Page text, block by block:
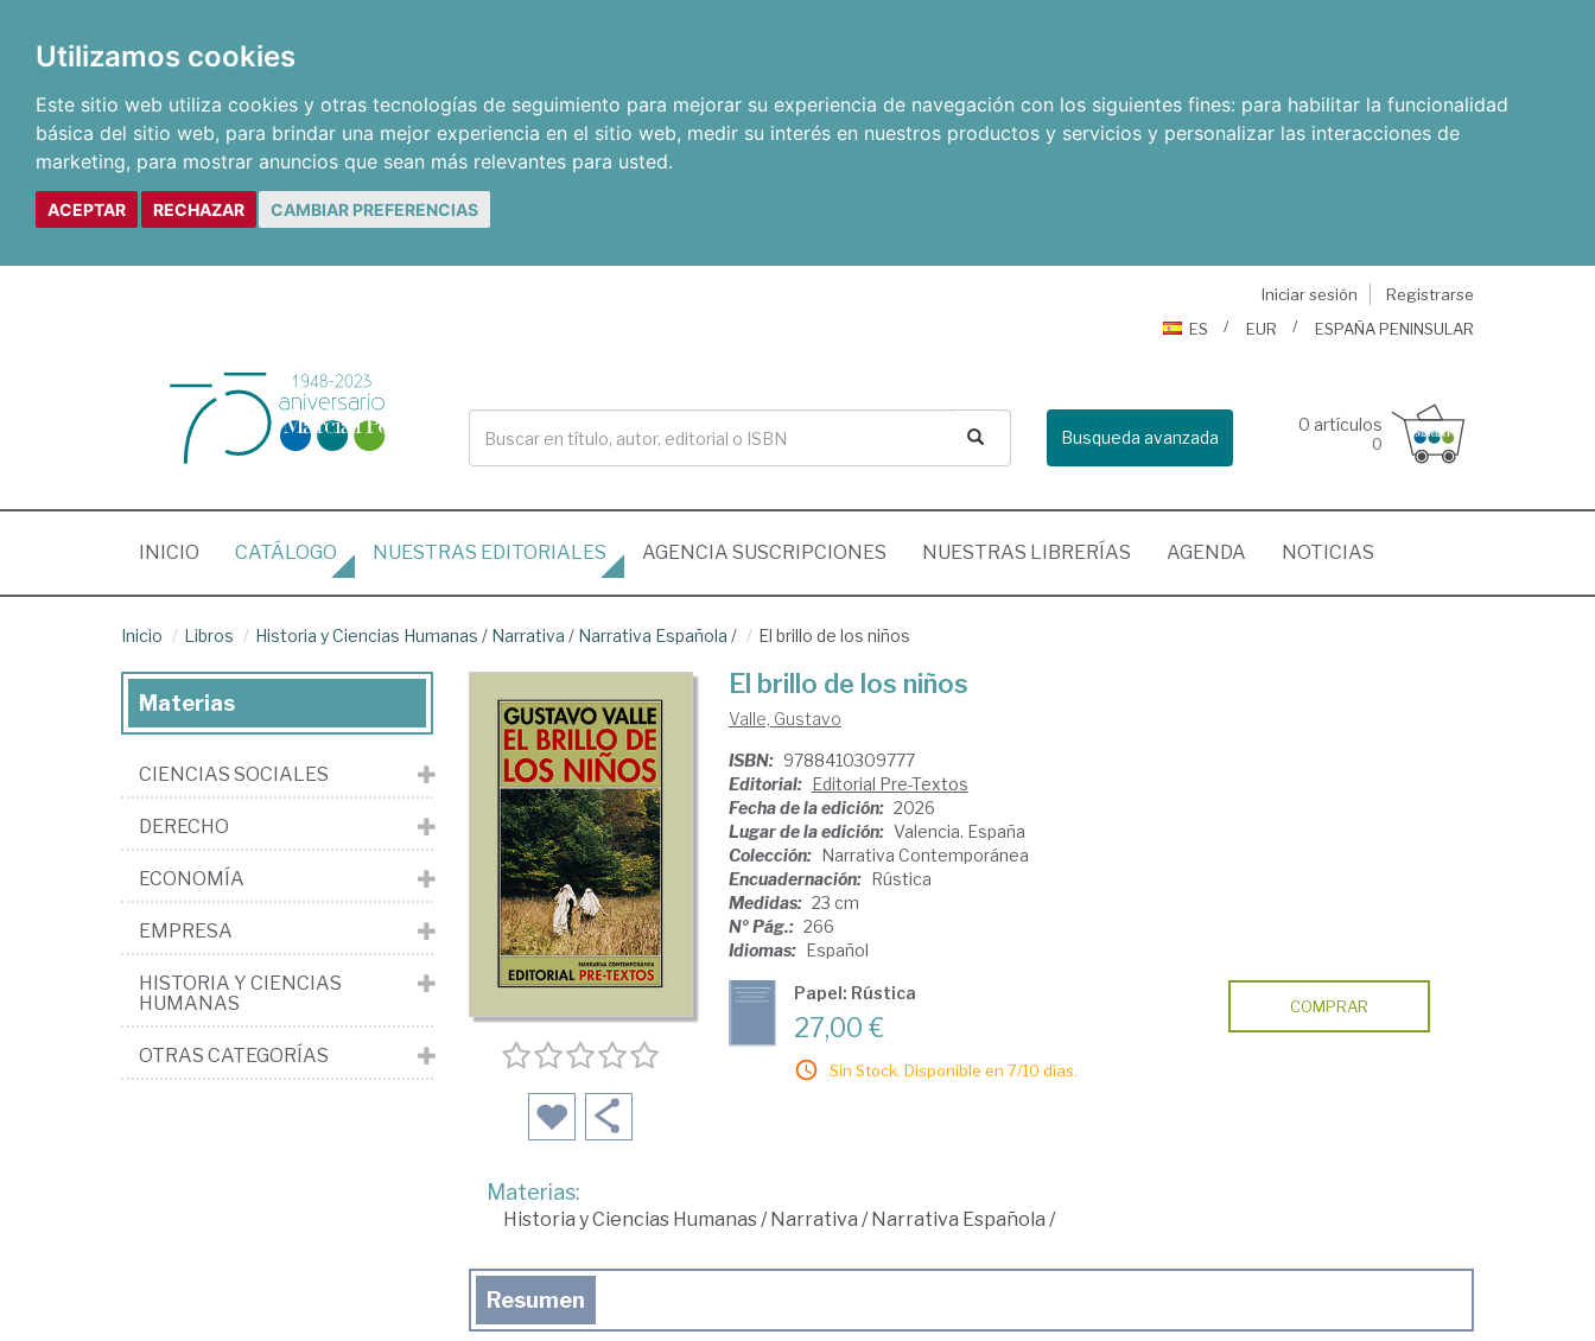
Utilizamos cookies
Este sitio web utiliza cookies y otras tecnologías de seguimiento para mejorar su experiencia de navegación con los siguientes fines: para habilitar la funcionalidad
básica del sitio web, para brindar una mejor experiencia en el sitio web, medir su interés en nuestros productos y servicios y personalizar las interacciones de
marketing, para mostrar anuncios que sean más relevantes para usted.
ACEPTAR RECHAZAR CAMBIAR PREFERENCIAS
Iniciar sesión
Registrarse
ES
EUR ESPAÑA PENINSULAR
Busqueda avanzada
0 artículos
0
INICIO (CURRENT)
CATÁLOGO NUESTRAS EDITORIALES AGENCIA SUSCRIPCIONES NUESTRAS LIBRERÍAS AGENDA NOTICIAS
Inicio Libros Historia y Ciencias Humanas / Narrativa / Narrativa Española / El brillo de los niños
El brillo de los niños
Valle, Gustavo
ISBN: 9788410309777
Editorial: Editorial Pre-Textos
Fecha de la edición: 2026
Lugar de la edición: Valencia. España
Colección: Narrativa Contemporánea
Encuadernación: Rústica
Medidas: 23 cm
Nº Pág.: 266
Idiomas: Español
Papel: Rústica
27,00 €
Sin Stock. Disponible en 7/10 días.
COMPRAR
Materias:
Historia y Ciencias Humanas/Narrativa /Narrativa Española /
Resumen
Materias
CIENCIAS SOCIALES
DERECHO
ECONOMÍA
EMPRESA
HISTORIA Y CIENCIAS
HUMANAS
OTRAS CATEGORÍAS